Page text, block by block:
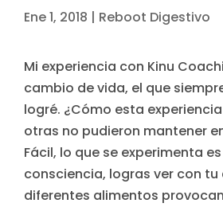
Ene 1, 2018 | Reboot Digestivo
Mi experiencia con Kinu
cambio de vida, el que
logré. ¿Cómo esta
otras no pudieron mantener
Fácil, lo que se experimenta
consciencia, logras ver con tu
diferentes alimentos